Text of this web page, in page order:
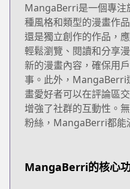
MangaBerri是一個專注
種風格和類型的漫畫作
還是獨立創作的作品，
輕鬆瀏覽、閱讀和分享
新的漫畫內容，確保用
事。此外，MangaBerri
畫愛好者可以在評論區
增強了社群的互動性。
粉絲，MangaBerri都能
MangaBerri的核心